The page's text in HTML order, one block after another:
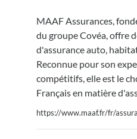
MAAF Assurances,
du groupe Covéa, offre
d'assurance auto,
Reconnue pour son
compétitifs, elle est le
Français en matière
https://www.maaf.fr/fr/